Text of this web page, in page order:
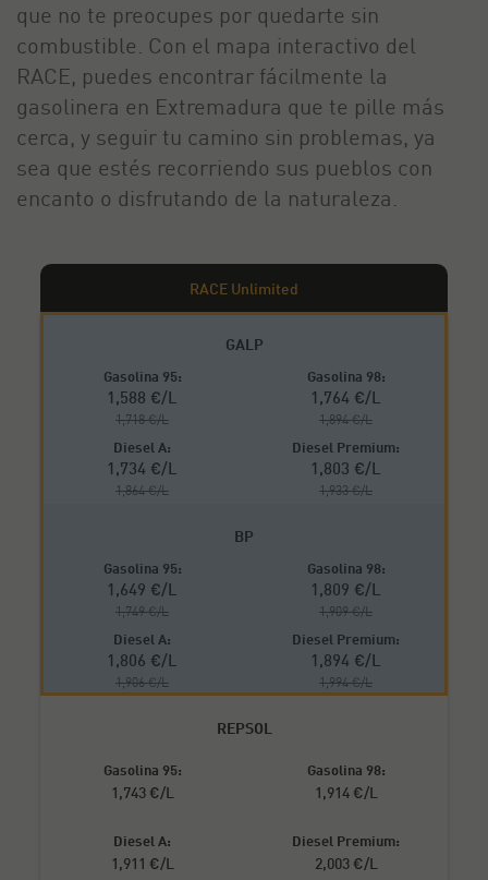
que no te preocupes por quedarte sin
combustible. Con el mapa interactivo del
RACE, puedes encontrar fácilmente la
gasolinera en Extremadura que te pille más
cerca, y seguir tu camino sin problemas, ya
sea que estés recorriendo sus pueblos con
encanto o disfrutando de la naturaleza.
GALP
1,588 €/L
1,718 €/L
1,764 €/L
1,894 €/L
1,734 €/L
1,864 €/L
1,803 €/L
1,933 €/L
BP
1,649 €/L
1,749 €/L
1,809 €/L
1,909 €/L
1,806 €/L
1,906 €/L
1,894 €/L
1,994 €/L
REPSOL
1,743 €/L 1,914 €/L
1,911 €/L 2,003 €/L